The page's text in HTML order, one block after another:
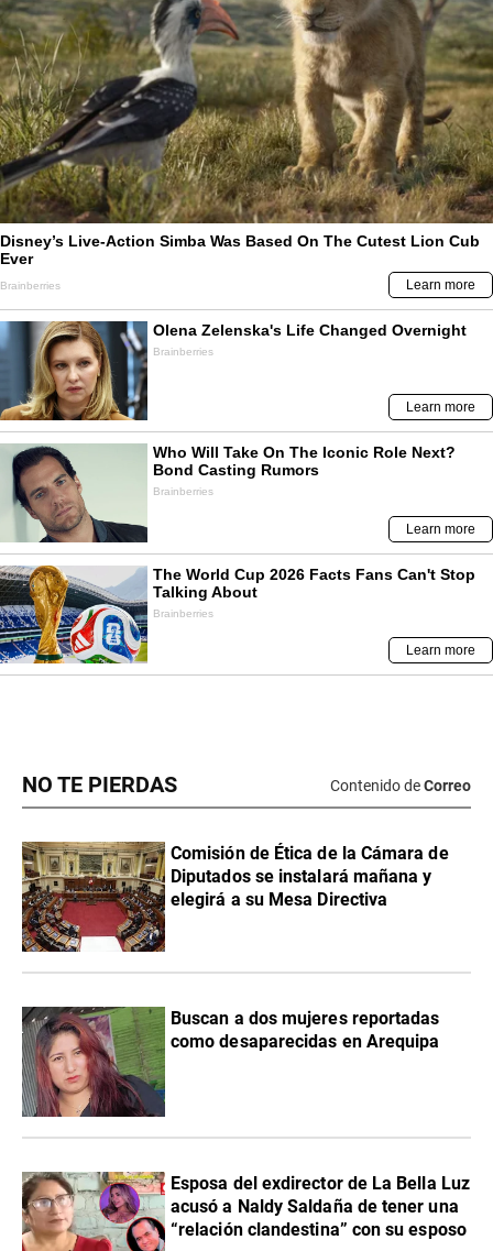
NO TE PIERDAS Contenido deCorreo
Comisión de Ética de la Cámara de
Diputados se instalará mañana y
elegirá a su Mesa Directiva
Buscan a dos mujeres reportadas
como desaparecidas en Arequipa
Esposa del exdirector de La Bella Luz
acusó a Naldy Saldaña de tener una
“relación clandestina” con su esposo